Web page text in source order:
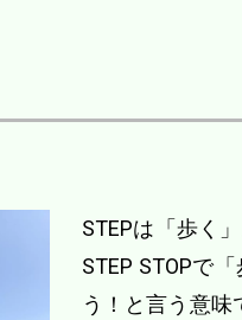
STEPは「歩く
STEP STOPで
う！と言う意味